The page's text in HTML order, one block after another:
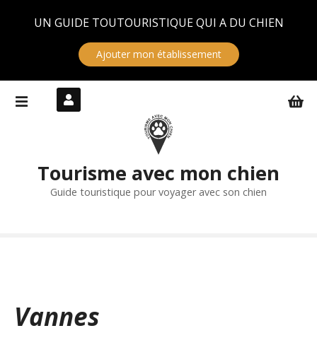
UN GUIDE TOUTOURISTIQUE QUI A DU CHIEN
Ajouter mon établissement
Tourisme avec mon chien
Guide touristique pour voyager avec son chien
Vannes